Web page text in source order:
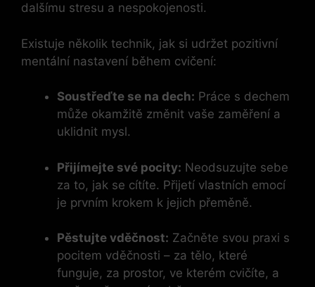
dalšímu stresu a nespokojenosti.
Existuje několik technik, jak si udržet pozitivní
mentální nastavení během cvičení:
Soustřeďte se na dech: Práce s dechem
může okamžitě změnit vaše zaměření a
uklidnit mysl.
Přijímejte své pocity: Neodsuzujte sebe
za to, jak se cítíte. Přijetí vlastních emocí
je prvním krokem k jejich přeměně.
Pěstujte vděčnost: Začněte svou praxi s
pocitem vděčnosti – za tělo, které
funguje, za prostor, ve kterém cvičíte, a